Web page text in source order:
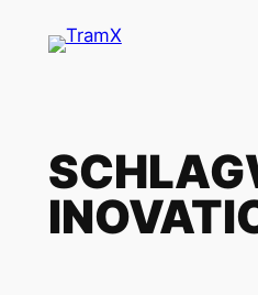
Inhalt